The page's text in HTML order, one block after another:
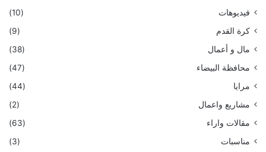
فيديوهات
(10)
كرة القدم
(9)
مال و أعمال
(38)
محافظة البيضاء
(47)
مرايا
(44)
مشاريع واعمال
(2)
مقالات واراء
(63)
مناسبات
(3)